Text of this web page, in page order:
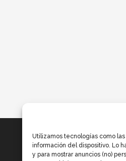
Utilizamos tecnologías como
información del dispositivo. Lo
y para mostrar anuncios (no)